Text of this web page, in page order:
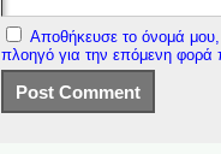
Αποθήκευσε το όνομά μου,
πλοηγό για την επόμενη